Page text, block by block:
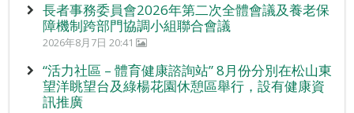
長者事務委員會2026年第二次全體會議及養老保
障機制跨部門協調小組聯合會議
2026年8月7日 20:41
“活力社區 – 體育健康諮詢站” 8月份分別在松山東
望洋眺望台及綠楊花園休憩區舉行，設有健康資
訊推廣